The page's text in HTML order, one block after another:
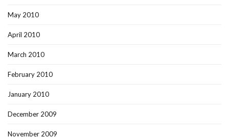
May 2010
April 2010
March 2010
February 2010
January 2010
December 2009
November 2009